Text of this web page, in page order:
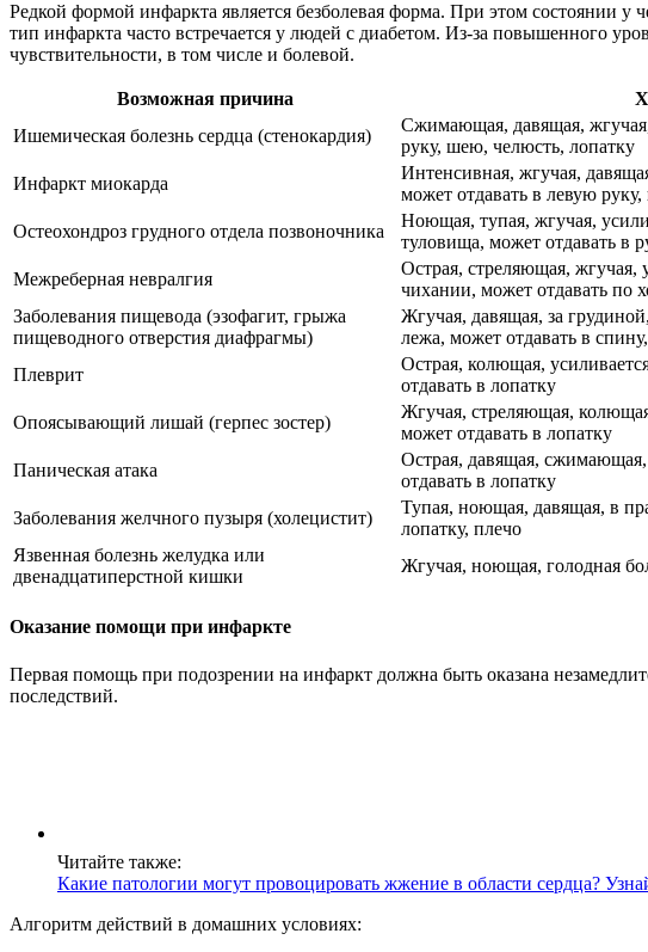
Редкой формой инфаркта является безболевая форма. При этом состоянии у
тип инфаркта часто встречается у людей с диабетом. Из-за повышенного
чувствительности, в том числе и болевой.
Возможная причина
Ишемическая болезнь сердца (стенокардия)
Сжимающая, давящая,
руку, шею, челюсть, лопатку
Инфаркт миокарда
Интенсивная, жгучая,
может отдавать в левую
Остеохондроз грудного отдела позвоночника
Ноющая, тупая, жгучая,
туловища, может отдавать в
Межреберная невралгия
Острая, стреляющая, жгучая,
чихании, может отдавать по
Заболевания пищевода (эзофагит, грыжа
пищеводного отверстия диафрагмы)
Жгучая, давящая, за
лежа, может отдавать в
Плеврит
Острая, колющая,
отдавать в лопатку
Опоясывающий лишай (герпес зостер)
Жгучая, стреляющая,
может отдавать в лопатку
Паническая атака
Острая, давящая, сжимающая,
отдавать в лопатку
Заболевания желчного пузыря (холецистит)
Тупая, ноющая, давящая, в
лопатку, плечо
Язвенная болезнь желудка или
двенадцатиперстной кишки
Жгучая, ноющая, голодная
Оказание помощи при инфаркте
Первая помощь при подозрении на инфаркт должна быть оказана
последствий.
Читайте также:
Какие патологии могут провоцировать жжение в области сердца?
Алгоритм действий в домашних условиях: